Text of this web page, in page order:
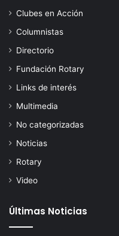
Clubes en Acción
Columnistas
Directorio
Fundación Rotary
Links de interés
Multimedia
No categorizadas
Noticias
Rotary
Video
Últimas Noticias